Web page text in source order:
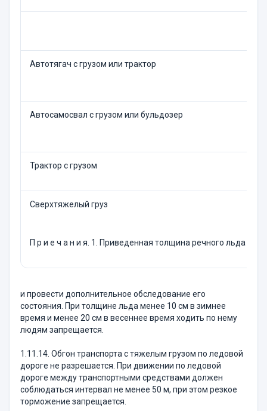
Автотягач с грузом или трактор
Автосамосвал с грузом или бульдозер
Трактор с грузом
Сверхтяжелый груз
П р и е ч а н и я. 1. Приведенная толщина речного льда
и провести дополнительное обследование его
состояния. При толщине льда менее 10 см в зимнее
время и менее 20 см в весеннее время ходить по нему
людям запрещается.
1.11.14. Обгон транспорта с тяжелым грузом по ледовой
дороге не разрешается. При движении по ледовой
дороге между транспортными средствами должен
соблюдаться интервал не менее 50 м, при этом резкое
торможение запрещается.